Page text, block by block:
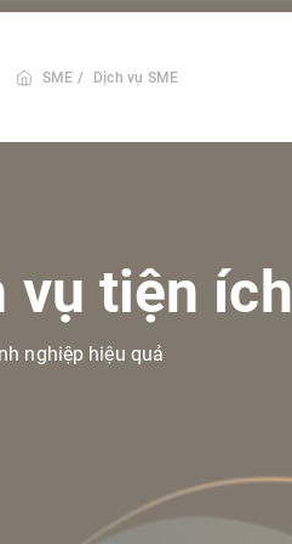
SME / Dịch vụ SME
vụ tiện ích
nghiệp hiệu quả